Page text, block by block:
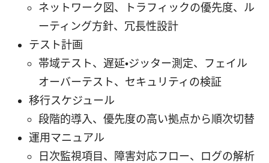
ネットワーク図、トラフィックの優先度、ル
ーティング方針、冗長性設計
テスト計画
帯域テスト、遅延・ジッター測定、フェイル
オーバーテスト、セキュリティの検証
移行スケジュール
段階的導入、優先度の高い拠点から順次切替
運用マニュアル
日次監視項目、障害対応フロー、ログの解析